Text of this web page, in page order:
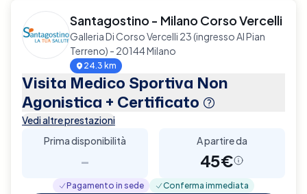
Santagostino - Milano Corso Vercelli
Galleria Di Corso Vercelli 23 (ingresso Al Pian
Terreno) - 20144 Milano
24.3 km
Visita Medico Sportiva Non
Agonistica + Certificato
Vedi altre prestazioni
Prima disponibilità
-
A partire da
45€
Pagamento in sede Conferma immediata